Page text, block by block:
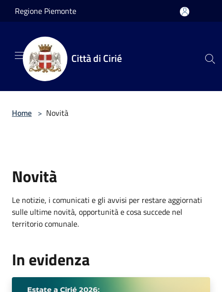
Salta al contenuto principale
Regione Piemonte
Città di Cirié
Home > Novità
Novità
Le notizie, i comunicati e gli avvisi per restare aggiornati
sulle ultime novità, opportunità e cosa succede nel
territorio comunale.
In evidenza